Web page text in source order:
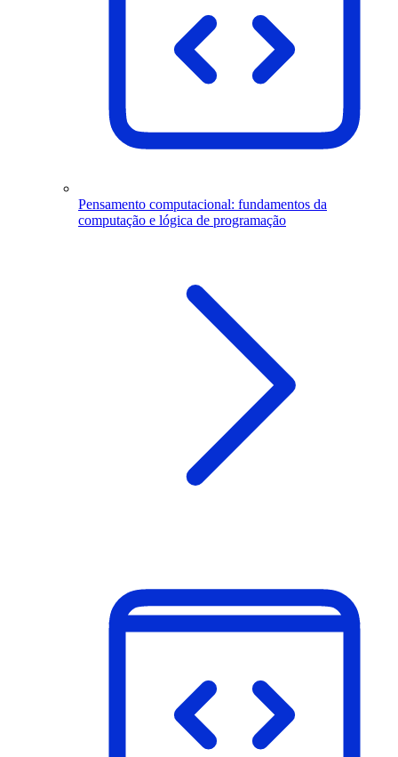
Pensamento computacional: fundamentos da
computação e lógica de programação